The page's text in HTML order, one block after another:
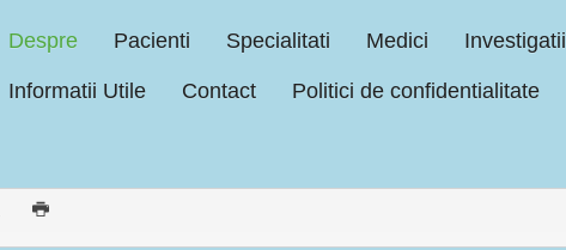
Despre Pacienti Specialitati Medici Investigatii
Informatii Utile Contact Politici de confidentialitate